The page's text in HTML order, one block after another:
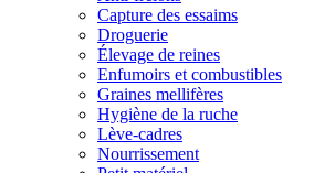
Capture des essaims
Droguerie
Élevage de reines
Enfumoirs et combustibles
Graines mellifères
Hygiène de la ruche
Lève-cadres
Nourrissement